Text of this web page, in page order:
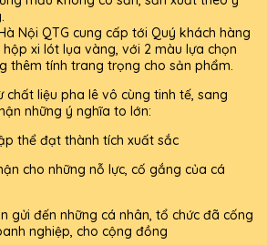
Nội QTG cung cấp tới Quý khách hàng
xi lót lụa vàng, với 2 màu lựa chọn
thêm tính trang trọng cho sản phẩm.
chất liệu pha lê vô cùng tinh tế, sang
những ý nghĩa to lớn:
thể đạt thành tích xuất sắc
cho những nỗ lực, cố gắng của cá
gửi đến những cá nhân, tổ chức đã cống
nghiệp, cho cộng đồng